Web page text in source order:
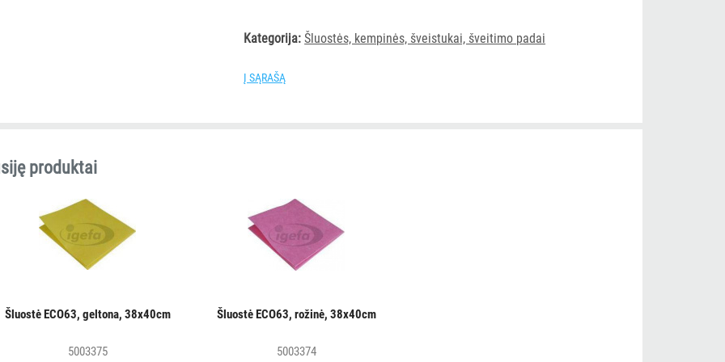
Kategorija: Šluostės, kempinės, šveistukai, šveitimo padai
Į SĄRAŠĄ
produktai
Šluostė ECO63, geltona, 38x40cm
5003375
Šluostė ECO63, rožinė, 38x40cm
5003374